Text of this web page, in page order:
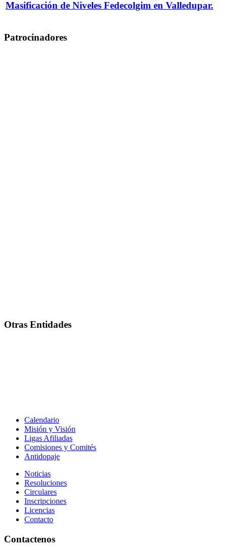
Masificación de Niveles Fedecolgim en Valledupar.
Patrocinadores
Otras Entidades
Calendario
Misión y Visión
Ligas Afiliadas
Comisiones y Comités
Antidopaje
Noticias
Resoluciones
Circulares
Inscripciones
Licencias
Contacto
Contactenos